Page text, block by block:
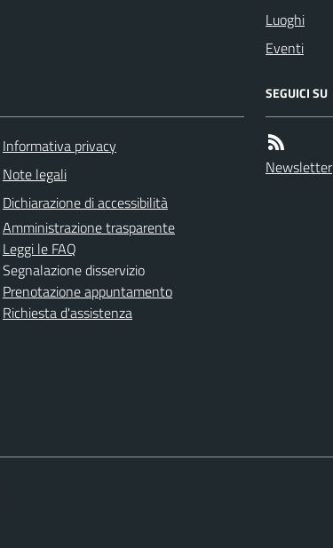
Luoghi
Eventi
Informativa privacy
Note legali
Dichiarazione di accessibilità
Amministrazione trasparente
Leggi le FAQ
Segnalazione disservizio
Prenotazione appuntamento
Richiesta d'assistenza
SEGUICI SU
Newsletter